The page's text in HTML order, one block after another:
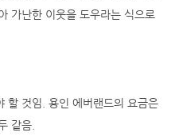
가난한 이웃을 도우라는 식으로
할 것임. 용인 에버랜드의 요금은
같음.